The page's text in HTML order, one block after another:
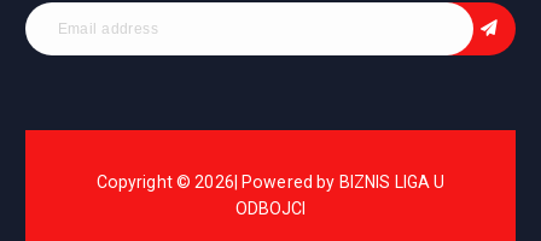
Copyright © 2026| Powered by BIZNIS LIGA U
ODBOJCI